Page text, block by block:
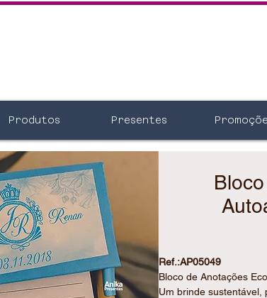
Produtos Presentes
Ref.:AP05049
Bloco de Anotações
Um brinde sustentável,